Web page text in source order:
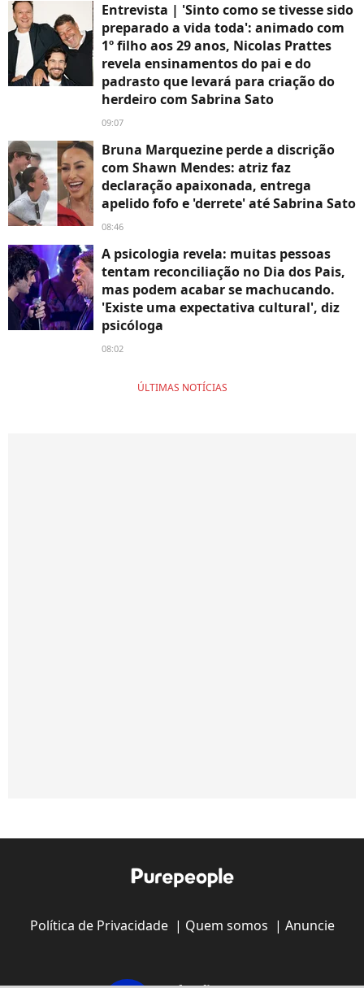
Entrevista | 'Sinto como se tivesse sido
preparado a vida toda': animado com
1º filho aos 29 anos, Nicolas Prattes
revela ensinamentos do pai e do
padrasto que levará para criação do
herdeiro com Sabrina Sato
09:07
Bruna Marquezine perde a discrição
com Shawn Mendes: atriz faz
declaração apaixonada, entrega
apelido fofo e 'derrete' até Sabrina Sato
08:46
A psicologia revela: muitas pessoas
tentam reconciliação no Dia dos Pais,
mas podem acabar se machucando.
'Existe uma expectativa cultural', diz
psicóloga
08:02
ÚLTIMAS NOTÍCIAS
Política de Privacidade| Quem somos | Anuncie